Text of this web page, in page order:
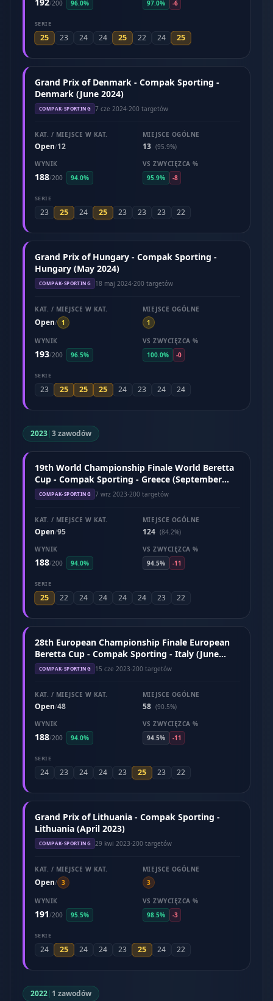
/200 96.0% 97.0% -6
SERIE
25 23 24 24 25 22 24 25
Grand Prix of Denmark - Compak Sporting -
Denmark (June 2024)
COMPAK-SPORTING 7 cze 2024·200 targetów
KAT. / MIEJSCE W KAT.
Open/12
MIEJSCE OGÓLNE
13 (95.9%)
WYNIK
188/200 94.0%
VS ZWYCIĘZCA %
95.9%
-8
SERIE
23 25 24 25 23 23 23 22
Grand Prix of Hungary - Compak Sporting -
Hungary (May 2024)
COMPAK-SPORTING 18 maj 2024·200 targetów
KAT. / MIEJSCE W KAT.
Open/ 1
MIEJSCE OGÓLNE
1
WYNIK
193/200 96.5%
VS ZWYCIĘZCA %
100.0%
-0
SERIE
23 25 25 25 24 23 24 24
2023|3 zawodów
19th World Championship Finale World Beretta
Cup - Compak Sporting - Greece (September
2023)
COMPAK-SPORTING 7 wrz 2023·200 targetów
KAT. / MIEJSCE W KAT.
Open/95
MIEJSCE OGÓLNE
124 (84.2%)
WYNIK
188/200 94.0%
VS ZWYCIĘZCA %
94.5%
-11
SERIE
25 22 24 24 24 24 23 22
28th European Championship Finale European
Beretta Cup - Compak Sporting - Italy (June
2023)
COMPAK-SPORTING 15 cze 2023·200 targetów
KAT. / MIEJSCE W KAT.
Open/48
MIEJSCE OGÓLNE
58 (90.5%)
WYNIK
188/200 94.0%
VS ZWYCIĘZCA %
94.5%
-11
SERIE
24 23 24 24 23 25 23 22
Grand Prix of Lithuania - Compak Sporting -
Lithuania (April 2023)
COMPAK-SPORTING 29 kwi 2023·200 targetów
KAT. / MIEJSCE W KAT.
Open/ 3
MIEJSCE OGÓLNE
3
WYNIK
191/200 95.5%
VS ZWYCIĘZCA %
98.5%
-3
SERIE
24 25 24 24 23 25 24 22
2022| 1 zawodów